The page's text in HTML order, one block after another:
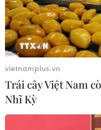
Hà Nội: Khai mạc
nông sản tại
10/12/2022 02:31
Đây là lần đầu tiên
vietnamplus.vn
Trái cây Việt Nam
Nhĩ Kỳ